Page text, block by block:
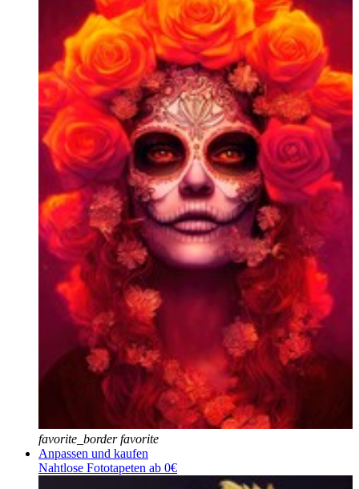
favorite_border favorite
Anpassen und kaufen
Nahtlose Fototapeten ab 0€